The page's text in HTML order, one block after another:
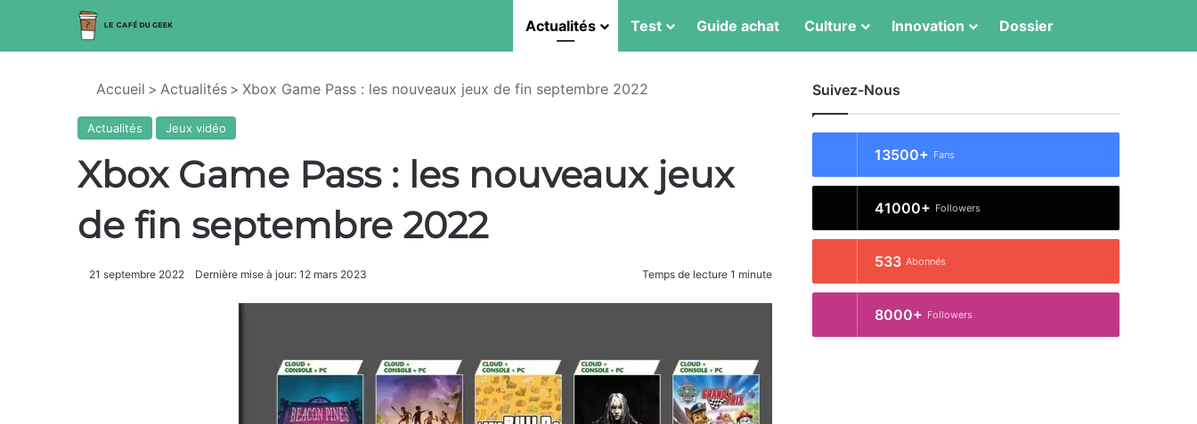
Actualités Test Guide achat Culture Innovation Dossier
Accueil > Actualités > Xbox Game Pass : les nouveaux jeux de fin septembre 2022
Actualités Jeux vidéo
Xbox Game Pass : les nouveaux jeux
de fin septembre 2022
21 septembre 2022 Dernière mise à jour: 12 mars 2023 Temps de lecture 1 minute
Suivez-Nous
13500+ Fans
41000+ Followers
533 Abonnés
8000+ Followers